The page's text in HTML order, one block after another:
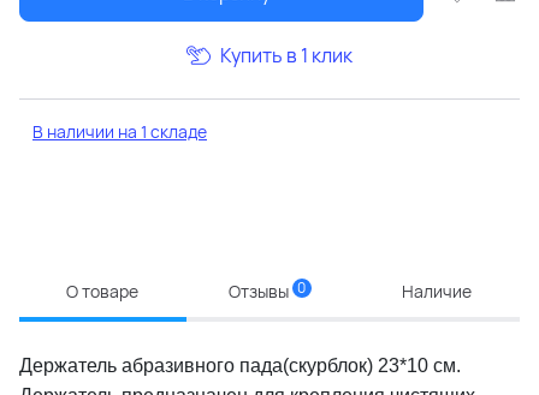
Купить в 1 клик
В наличии на 1 складе
О товаре Отзывы 0 Наличие
Держатель абразивного пада(скурблок) 23*10 см.